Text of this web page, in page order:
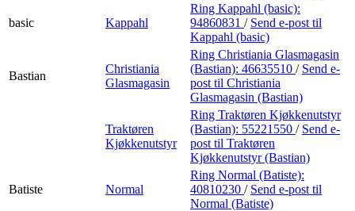
basic Kappahl
Ring Kappahl (basic):
94860831 / Send e-post til
Kappahl (basic)
Bastian
Christiania
Glasmagasin
Ring Christiania Glasmagasin
(Bastian): 46635510 / Send e-
post til Christiania
Glasmagasin (Bastian)
Traktøren
Kjøkkenutstyr
Ring Traktøren Kjøkkenutstyr
(Bastian): 55221550 / Send e-
post til Traktøren
Kjøkkenutstyr (Bastian)
Batiste Normal
Ring Normal (Batiste):
40810230 / Send e-post til
Normal (Batiste)